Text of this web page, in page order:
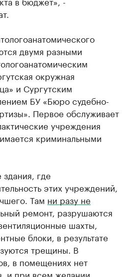
двумя разными
окружная
и Сургутским
БУ «Бюро судебно-
Первое обслуживает
учреждения
криминальными
где
этих учреждений,
Там ни разу не
ремонт, разрушаются
шахты,
блоки, в результате
трещины. В
в помещениях нет
и при всем желании